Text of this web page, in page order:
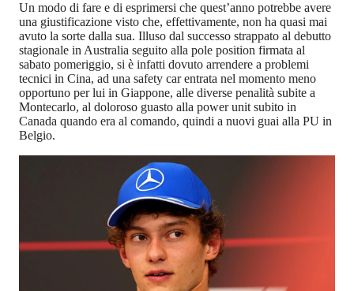
Un modo di fare e di esprimersi che quest’anno potrebbe avere
una giustificazione visto che, effettivamente, non ha quasi mai
avuto la sorte dalla sua. Illuso dal successo strappato al debutto
stagionale in Australia seguito alla pole position firmata al
sabato pomeriggio, si è infatti dovuto arrendere a problemi
tecnici in Cina, ad una safety car entrata nel momento meno
opportuno per lui in Giappone, alle diverse penalità subite a
Montecarlo, al doloroso guasto alla power unit subito in
Canada quando era al comando, quindi a nuovi guai alla PU in
Belgio.